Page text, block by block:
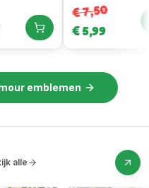
€7,50
€5,99
emblemen
alle